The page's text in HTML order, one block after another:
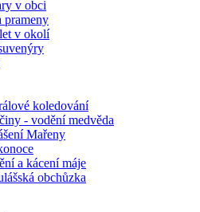
v obci
prameny
v okolí
koledování
- vodění medvěda
Mařeny
a kácení máje
obchůzka